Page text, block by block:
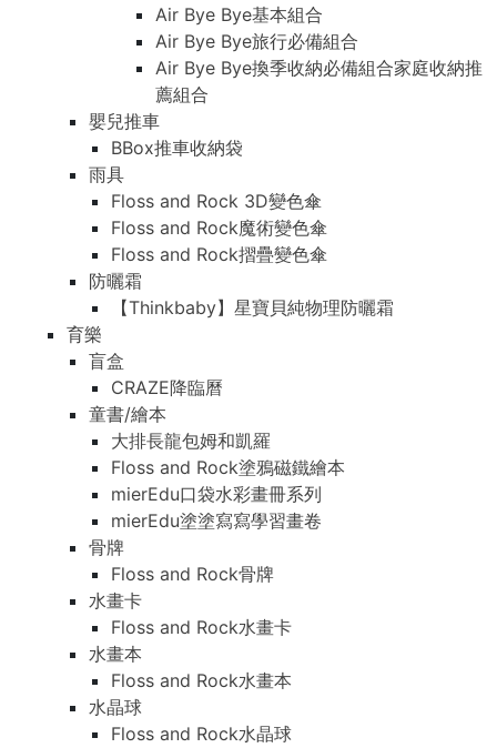
Air Bye Bye基本組合
Air Bye Bye旅行必備組合
Air Bye Bye換季收納必備組合家庭收納推
薦組合
嬰兒推車
BBox推車收納袋
雨具
Floss and Rock 3D變色傘
Floss and Rock魔術變色傘
Floss and Rock摺疊變色傘
防曬霜
【Thinkbaby】星寶貝純物理防曬霜
育樂
盲盒
CRAZE降臨曆
童書/繪本
大排長龍包姆和凱羅
Floss and Rock塗鴉磁鐵繪本
mierEdu口袋水彩畫冊系列
mierEdu塗塗寫寫學習畫卷
骨牌
Floss and Rock骨牌
水畫卡
Floss and Rock水畫卡
水畫本
Floss and Rock水畫本
水晶球
Floss and Rock水晶球